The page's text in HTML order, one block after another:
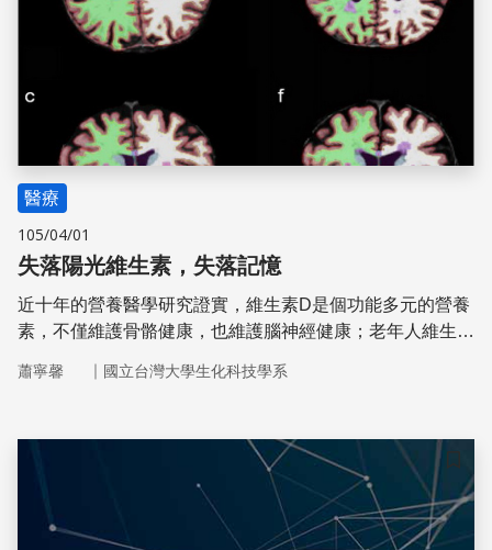
醫療
105/04/01
失落陽光維生素，失落記憶
近十年的營養醫學研究證實，維生素D是個功能多元的營養
素，不僅維護骨骼健康，也維護腦神經健康；老年人維生素
蕭寧馨 ｜ 國立台灣大學生化科技學系
儲存